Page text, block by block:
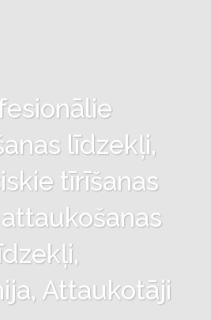
līdzekļi,
tīrīšanas
Attaukotāji